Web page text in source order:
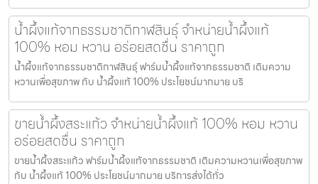
น้ำผึ้งแท้จากธรรมชาติกาฬสินธุ์ จำหน่ายน้ำผึ้งแท้
100% หอม หวาน อร่อยสดชื่น ราคาถูก
น้ำผึ้งแท้จากธรรมชาติกาฬสินธุ์ ฟาร์มน้ำผึ้งแท้จากธรรมชาติ เติมความ
หวานเพื่อสุขภาพ กับ น้ำผึ้งแท้ 100% ประโยชน์มากมาย บริ
ขายน้ำผึ้งสระแก้ว จำหน่ายน้ำผึ้งแท้ 100% หอม หวาน
อร่อยสดชื่น ราคาถูก
ขายน้ำผึ้งสระแก้ว ฟาร์มน้ำผึ้งแท้จากธรรมชาติ เติมความหวานเพื่อสุขภาพ
กับ น้ำผึ้งแท้ 100% ประโยชน์มากมาย บริการส่งได้ทั่ว